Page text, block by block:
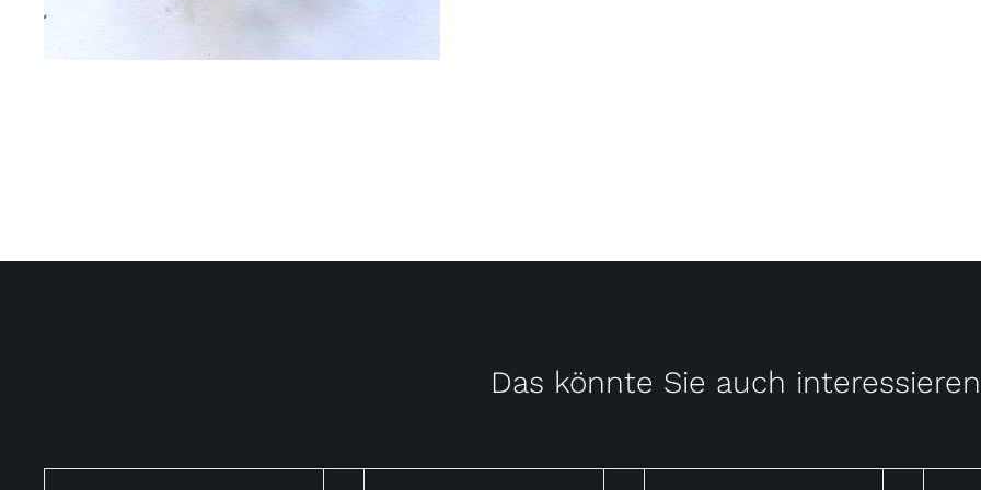
Das könnte Sie auch interessieren
QUICK
QUICK
QUICK